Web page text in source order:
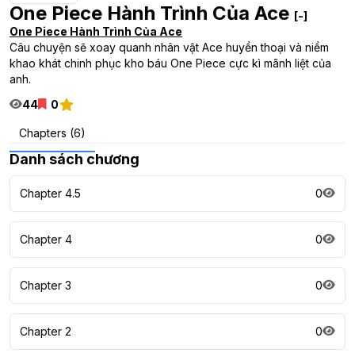
One Piece Hành Trình Của Ace [-]
One Piece Hành Trình Của Ace
Câu chuyện sẽ xoay quanh nhân vật Ace huyền thoại và niềm
khao khát chinh phục kho báu One Piece cực kì mãnh liệt của
anh.
44
0
Chapters (6)
Danh sách chương
Chapter 4.5 0
Chapter 4 0
Chapter 3 0
Chapter 2 0